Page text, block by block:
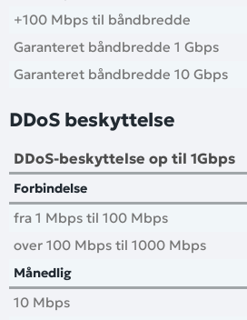
+100 Mbps til båndbredde
Garanteret båndbredde 1 Gbps
Garanteret båndbredde 10 Gbps
DDoS beskyttelse
DDoS-beskyttelse op til 1Gbps
Forbindelse
fra 1 Mbps til 100 Mbps
over 100 Mbps til 1000 Mbps
Månedlig
10 Mbps